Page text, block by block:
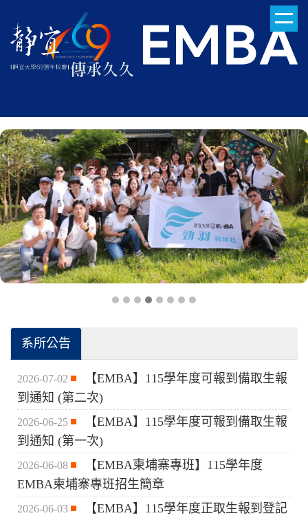
到
主
要
系所公告
2026-07-02
【EMBA】115學年度可報到備取生報
到通知 (第二次)
2026-06-25
【EMBA】115學年度可報到備取生報
到通知 (第一次)
2026-06-08
【EMBA柬埔寨專班】115學年度
EMBA柬埔寨專班招生簡章
2026-06-03
【EMBA】115學年度正取生報到登記